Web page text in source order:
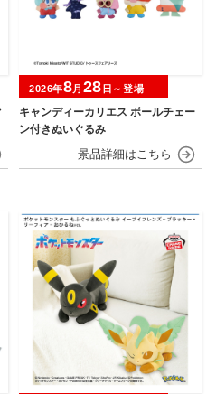
キャンディーカリエス ボールチェー
ン付きぬいぐるみ
2026年8月 28 日～登場